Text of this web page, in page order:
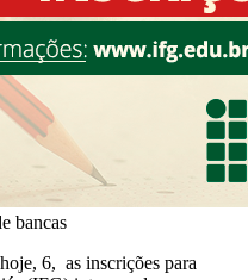
bancas
6, as inscrições para